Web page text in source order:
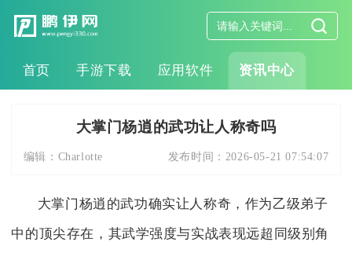
首页 手游下载 应用软件 资讯中心
大掌门杨逍的武功让人称奇吗
编辑： Charlotte 发布时间： 2026-05-21 07:54:07
大掌门杨逍的武功确实让人称奇，作为乙级弟子
中的顶尖存在，其武学强度与实战表现远超同级别角